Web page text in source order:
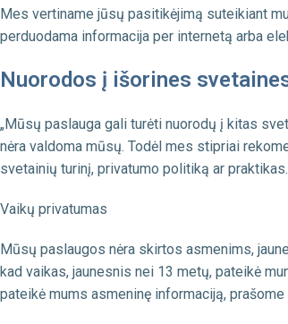
Mes vertiname jūsų pasitikėjimą suteikiant
perduodama informacija per internetą arba
Nuorodos į išorines
„Mūsų paslauga gali turėti nuorodų į kitas
nėra valdoma mūsų. Todėl mes stipriai
svetainių turinį, privatumo politiką ar praktikas.
Vaikų privatumas
Mūsų paslaugos nėra skirtos asmenims,
kad vaikas, jaunesnis nei 13 metų, pateikė
pateikė mums asmeninę informaciją,